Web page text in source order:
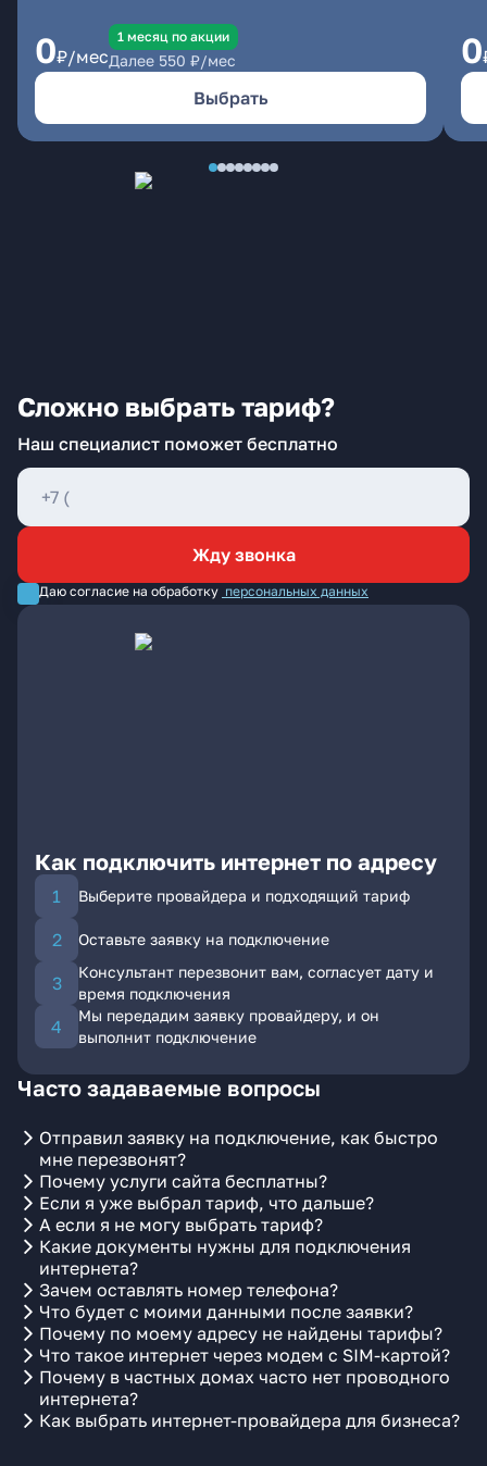
0₽/мес
1 месяц по акции
Далее 550 ₽/мес
Выбрать
0
Сложно выбрать тариф?
Наш специалист поможет бесплатно
Жду звонка
Даю согласие на обработку персональных данных
Как подключить интернет по адресу
Выберите провайдера и подходящий тариф
Оставьте заявку на подключение
Консультант перезвонит вам, согласует дату и
время подключения
Мы передадим заявку провайдеру, и он
выполнит подключение
Часто задаваемые вопросы
Отправил заявку на подключение, как быстро
мне перезвонят?
Почему услуги сайта бесплатны?
Если я уже выбрал тариф, что дальше?
А если я не могу выбрать тариф?
Какие документы нужны для подключения
интернета?
Зачем оставлять номер телефона?
Что будет с моими данными после заявки?
Почему по моему адресу не найдены тарифы?
Что такое интернет через модем с SIM-картой?
Почему в частных домах часто нет проводного
интернета?
Как выбрать интернет-провайдера для бизнеса?